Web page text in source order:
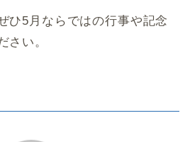
ひ5月ならではの行事や記念
さい。